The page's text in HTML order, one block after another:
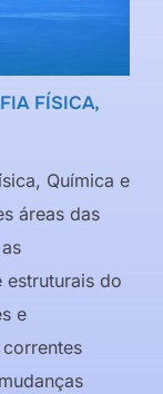
FÍSICA,
Química e
áreas das
estruturais do
e